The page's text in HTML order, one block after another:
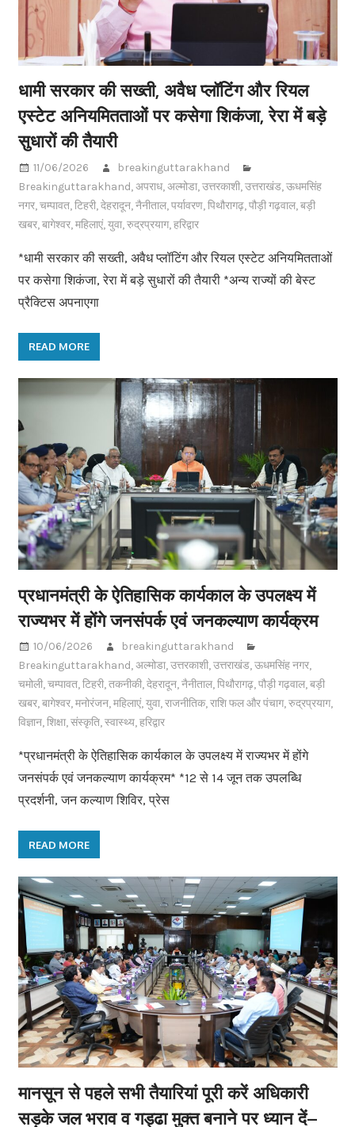
धामी सरकार की सख्ती, अवैध प्लॉटिंग और रियल
एस्टेट अनियमितताओं पर कसेगा शिकंजा, रेरा में बड़े
सुधारों की तैयारी
11/06/2026
breakinguttarakhand
Breakinguttarakhand,अपराध,अल्मोडा,उत्तरकाशी,उत्तराखंड,ऊधमसिंह
नगर,चम्पावत,टिहरी,देहरादून,नैनीताल,पर्यावरण,पिथौरागढ़,पौड़ी गढ़वाल,बड़ी
खबर,बागेश्वर,महिलाएं,युवा,रुद्रप्रयाग,हरिद्वार
*धामी सरकार की सख्ती, अवैध प्लॉटिंग और रियल एस्टेट अनियमितताओं
पर कसेगा शिकंजा, रेरा में बड़े सुधारों की तैयारी *अन्य राज्यों की बेस्ट
प्रैक्टिस अपनाएगा
READ MORE
प्रधानमंत्री के ऐतिहासिक कार्यकाल के उपलक्ष्य में
राज्यभर में होंगे जनसंपर्क एवं जनकल्याण कार्यक्रम
10/06/2026
breakinguttarakhand
Breakinguttarakhand,अल्मोडा,उत्तरकाशी,उत्तराखंड,ऊधमसिंह नगर,
चमोली,चम्पावत,टिहरी,तकनीकी,देहरादून,नैनीताल,पिथौरागढ़,पौड़ी गढ़वाल,बड़ी
खबर,बागेश्वर,मनोरंजन,महिलाएं,युवा,राजनीतिक,राशि फल और पंचाग,रुद्रप्रयाग,
विज्ञान,शिक्षा,संस्कृति,स्वास्थ्य,हरिद्वार
*प्रधानमंत्री के ऐतिहासिक कार्यकाल के उपलक्ष्य में राज्यभर में होंगे
जनसंपर्क एवं जनकल्याण कार्यक्रम* *12 से 14 जून तक उपलब्धि
प्रदर्शनी, जन कल्याण शिविर, प्रेस
READ MORE
मानसून से पहले सभी तैयारियां पूरी करें अधिकारी
सड़के जल भराव व गड्ढा मुक्त बनाने पर ध्यान दें–